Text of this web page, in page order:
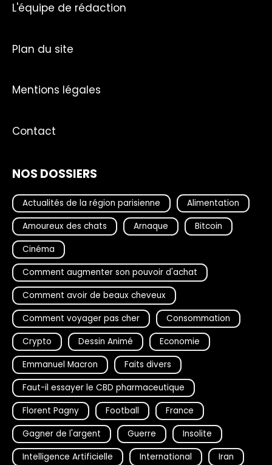
L'équipe de rédaction
Plan du site
Mentions légales
Contact
NOS DOSSIERS
Actualités de la région parisienne
Alimentation
Amoureux des chats
Arnaque
Bitcoin
Cinéma
Comment augmenter son pouvoir d'achat
Comment avoir de beaux cheveux
Comment voyager pas cher
Consommation
Crypto
Dessin Animé
Economie
Emmanuel Macron
Faits divers
Faut-il essayer le CBD pharmaceutique
Florent Pagny
Football
France
Gagner de l'argent
Guerre
Insolite
Intelligence Artificielle
International Iran